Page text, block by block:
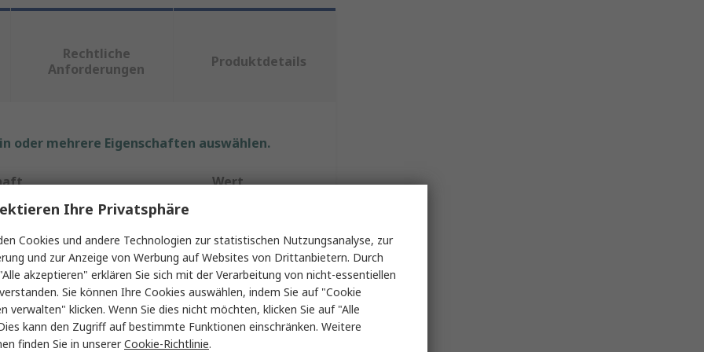
Rechtliche
Anforderungen
Produktdetails
oder mehrere Eigenschaften auswählen.
Wert
USB-Stick
16GB
USB 3.1
Ihre Privatsphäre
Cookies und andere Technologien zur statistischen Nutzungsanalyse, zur
und zur Anzeige von Werbung auf Websites von Drittanbietern. Durch
akzeptieren" erklären Sie sich mit der Verarbeitung von nicht-essentiellen
Sie können Ihre Cookies auswählen, indem Sie auf "Cookie
verwalten" klicken. Wenn Sie dies nicht möchten, klicken Sie auf "Alle
kann den Zugriff auf bestimmte Funktionen einschränken. Weitere
finden Sie in unsererCookie-Richtlinie.